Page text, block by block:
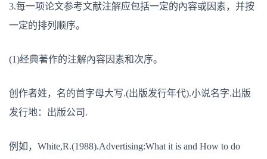
3.每一项论文参考文献注解应包括一定的內容或因素，并按
一定的排列顺序。
(1)经典著作的注解內容因素和次序。
创作者姓，名的首字母大写.(出版发行年代).小说名字.出版
发行地：出版公司.
例如，White,R.(1988).Advertising:What it is and How to do